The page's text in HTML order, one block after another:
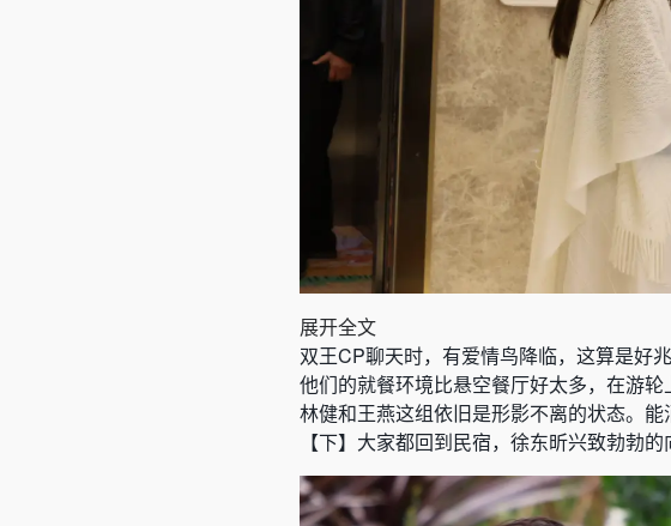
展开全文
双王CP聊天时，有爱情鸟降临，这算是好
他们的就餐环境比悬空餐厅好太多，在游
林健和王燕这组依旧是形影不离的状态。
【下】大家都回到民宿，徐东昕兴致勃勃